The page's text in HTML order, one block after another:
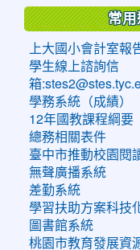
常
上大國小會計室報
學生線上諮詢信
箱
學務系統（成績）
12年國教課程綱要
總務相關表件
臺中市推動校園閱
無聲廣播系統
差勤系統
學習扶助方案科技
圖書館系統
桃園市教育發展資